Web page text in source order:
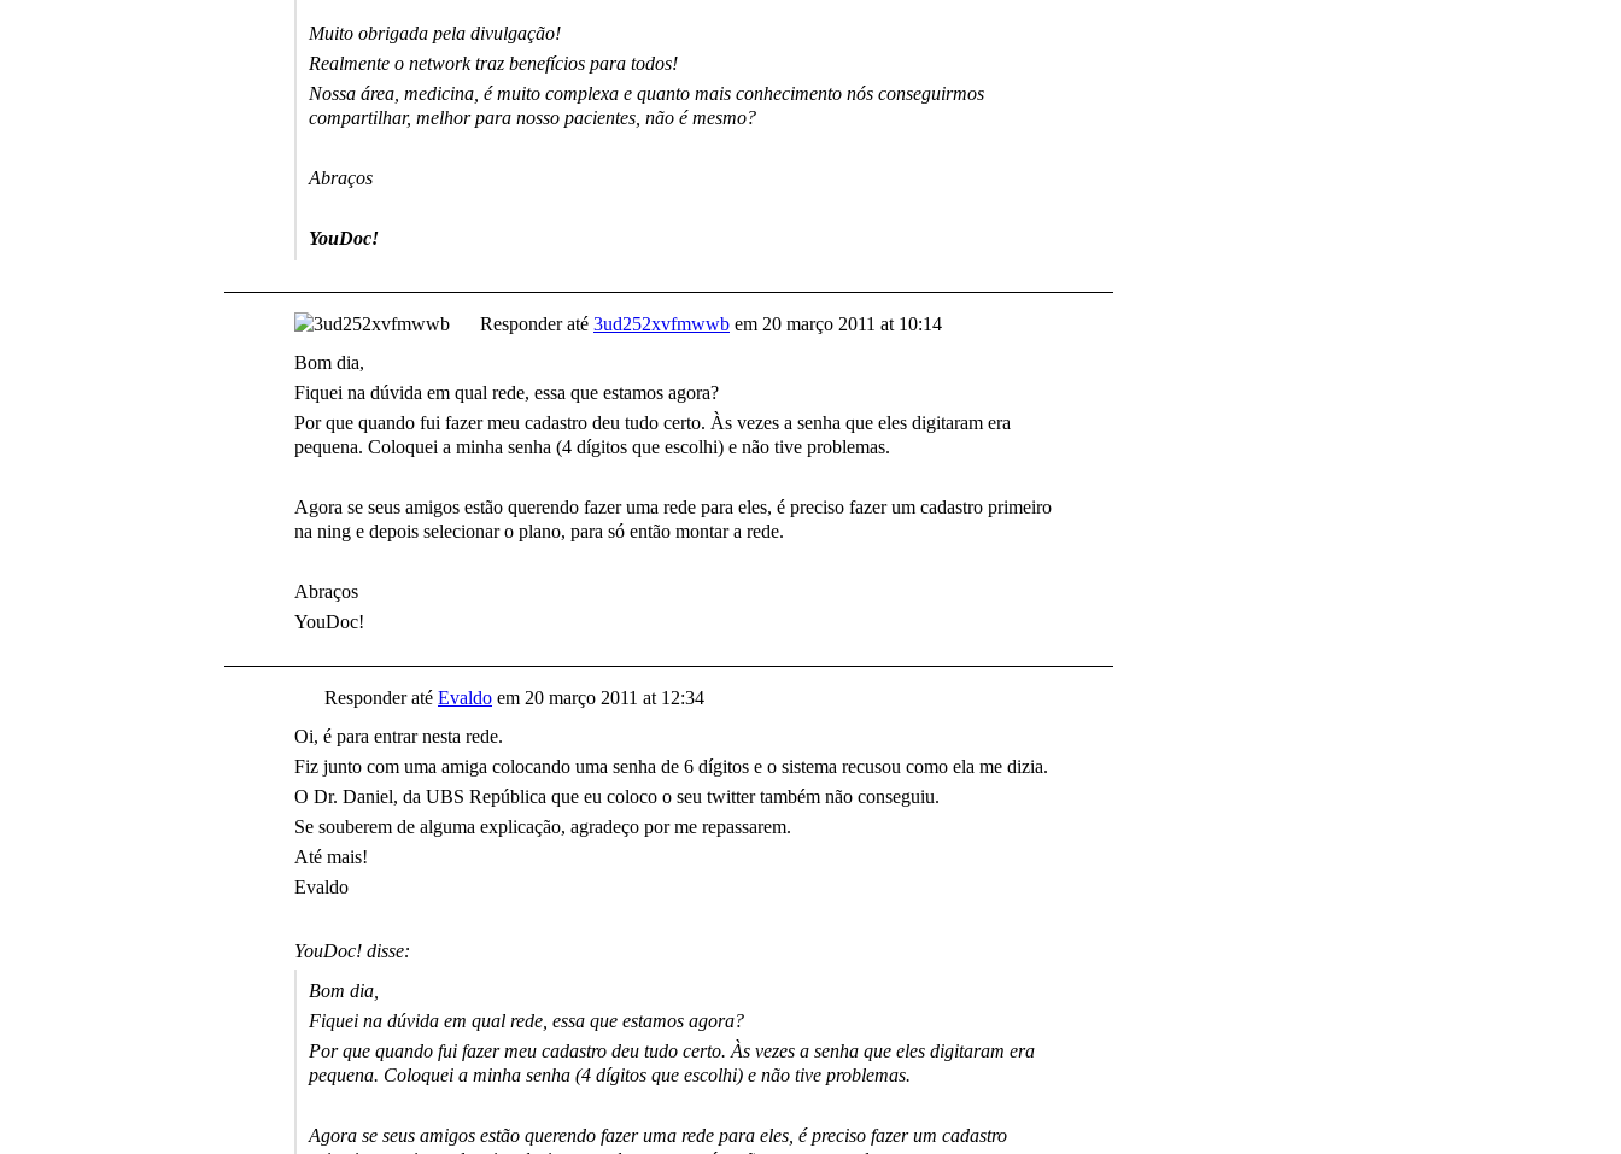
Muito obrigada pela divulgação!
Realmente o network traz benefícios para todos!
Nossa área, medicina, é muito complexa e quanto mais conhecimento nós conseguirmos
compartilhar, melhor para nosso pacientes, não é mesmo?
Abraços
YouDoc!
Responder até 3ud252xvfmwwb em 20 março 2011 at 10:14
Bom dia,
Fiquei na dúvida em qual rede, essa que estamos agora?
Por que quando fui fazer meu cadastro deu tudo certo. Às vezes a senha que eles digitaram era
pequena. Coloquei a minha senha (4 dígitos que escolhi) e não tive problemas.
Agora se seus amigos estão querendo fazer uma rede para eles, é preciso fazer um cadastro primeiro
na ning e depois selecionar o plano, para só então montar a rede.
Abraços
YouDoc!
Responder até Evaldo em 20 março 2011 at 12:34
Oi, é para entrar nesta rede.
Fiz junto com uma amiga colocando uma senha de 6 dígitos e o sistema recusou como ela me dizia.
O Dr. Daniel, da UBS República que eu coloco o seu twitter também não conseguiu.
Se souberem de alguma explicação, agradeço por me repassarem.
Até mais!
Evaldo
YouDoc! disse:
Bom dia,
Fiquei na dúvida em qual rede, essa que estamos agora?
Por que quando fui fazer meu cadastro deu tudo certo. Às vezes a senha que eles digitaram era
pequena. Coloquei a minha senha (4 dígitos que escolhi) e não tive problemas.
Agora se seus amigos estão querendo fazer uma rede para eles, é preciso fazer um cadastro